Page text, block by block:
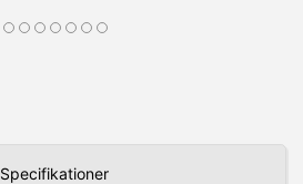
Specifikationer